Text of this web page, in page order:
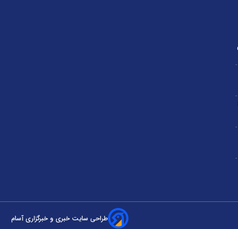
طراحی سایت خبری و خبرگزاری آسام